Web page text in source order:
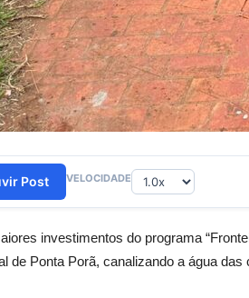
Post VELOCIDADE
investimentos do programa
de Ponta Porã, canalizando a água